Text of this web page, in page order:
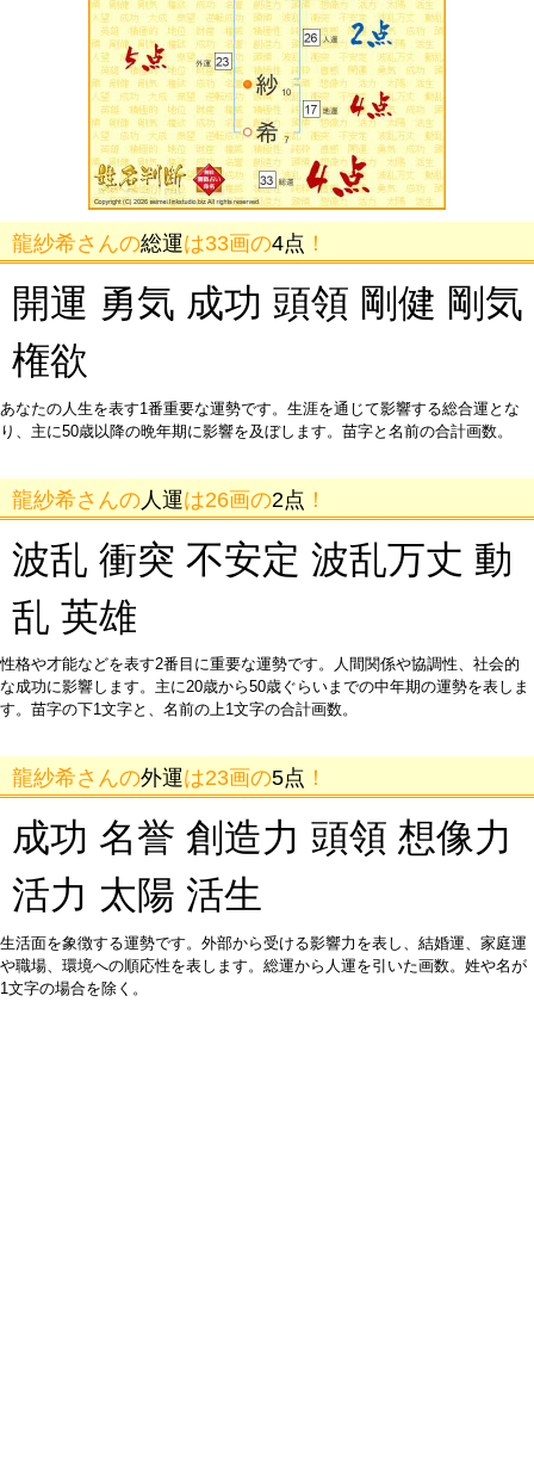
龍紗希さんの総運は33画の4点 ！
開運 勇気 成功 頭領 剛健 剛気
権欲
あなたの人生を表す1番重要な運勢です。生涯を通じて影響する総合運とな
り、主に50歳以降の晩年期に影響を及ぼします。苗字と名前の合計画数。
龍紗希さんの 人運は26画の2点 ！
波乱 衝突 不安定 波乱万丈 動
乱 英雄
性格や才能などを表す2番目に重要な運勢です。人間関係や協調性、社会的
な成功に影響します。主に20歳から50歳ぐらいまでの中年期の運勢を表しま
す。苗字の下1文字と、名前の上1文字の合計画数。
龍紗希さんの外運は23画の5点 ！
成功 名誉 創造力 頭領 想像力
活力 太陽 活生
生活面を象徴する運勢です。外部から受ける影響力を表し、結婚運、家庭運
や職場、環境への順応性を表します。総運から人運を引いた画数。姓や名が
1文字の場合を除く。